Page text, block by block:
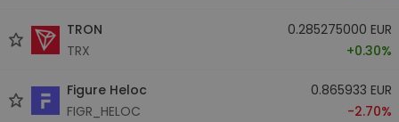
TRON
TRX
0.285275000 EUR
+0.30%
Figure Heloc
FIGR_HELOC
0.865933 EUR
-2.70%